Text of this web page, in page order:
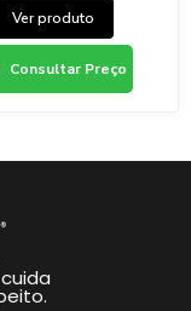
Ver produto
Consultar Preço